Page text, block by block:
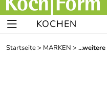
KOCHEN
Startseite> MARKEN >